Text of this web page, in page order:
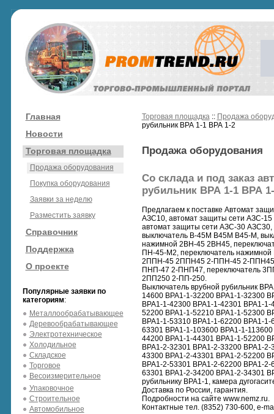
Главная
Новости
Торговая площадка
Продажа оборудования
Покупка оборудования
Заявки за неделю
Разместить заявку
Справочник
Поддержка
О проекте
Популярные заявки по
категориям:
Металлообрабатывающее
Деревообрабатывающее
Электротехническое
Холодильное
Складское
Торговое
Весоизмерительное
Упаковочное
Строительное
Автомобильное
Торговая площадка:: Продажа
рубильник ВРА 1-1 ВРА 1-2
Продажа оборудования
Со склада и под заказ
рубильник ВРА 1-1 ВРА
Предлагаем к поставке Автомат
АЗС10, автомат защиты сети АЗС-
автомат защиты сети АЗС-30
выключатель В-45М В45М В45-М,
нажимной 2ВН-45 2ВН45,
ПН-45-М2, переключатель
2ППН-45 2ППН45 2-ППН-45 2-
ПНП-47 2-ПНП47, переключатель
2ПП250 2-ПП-250.
Выключатель врубной рубильник
14600 ВРА1-1-32200 ВРА1-1-32300
ВРА1-1-42300 ВРА1-1-42301 ВРА1-
52200 ВРА1-1-52210 ВРА1-1-52300
ВРА1-1-53310 ВРА1-1-62200 ВРА1-
63301 ВРА1-1-103600 ВРА1-1-
44200 ВРА1-1-44301 ВРА1-1-52200
ВРА1-2-32301 ВРА1-2-33200 ВРА1-
43300 ВРА1-2-43301 ВРА1-2-52200
ВРА1-2-53301 ВРА1-2-62200 ВРА1-
63301 ВРА1-2-34200 ВРА1-2-34301
рубильнику ВРА1-1, камера
Доставка по России, гарантия.
Подробности на сайте www.nemz.ru.
Контактные тел. (8352) 730-600, e-